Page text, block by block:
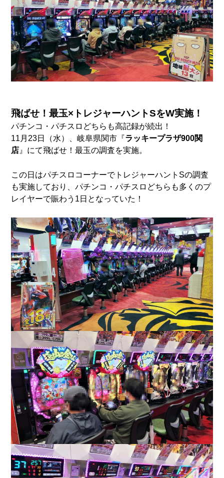
飛ばせ！最玉× トレジャーハントSをW実施！
パチンコ・パチスロどちらも高記録が続出！
11月23日（水）、岐阜県関市『ラッキープラザ900関
店 』にて飛ばせ！最玉の調査を実施。
この日はパチスロコーナーでトレジャーハントSの調査
も実施しており、パチンコ・パチスロどちらも多くのプ
レイヤーで賑わう1日となっていた！